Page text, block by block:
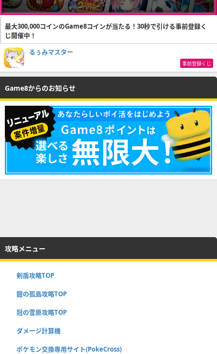
最大300,000コインのGame8コインが当たる！30秒で引ける事前登録く
じ開催中！
るぅみマスター
事前登録くじ
Game8からのお知らせ
攻略メニュー
剣盾攻略TOP
鎧の孤島攻略TOP
冠の雪原攻略TOP
ダメージ計算機
ポケモン交換専用サイト(PokeCross)